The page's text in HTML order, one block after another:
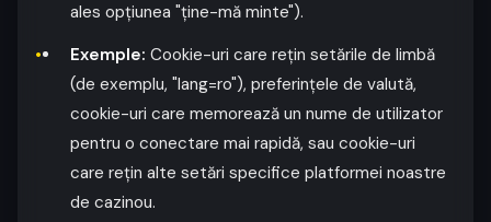
ales opțiunea "ține-mă minte").
Exemple: Cookie-uri care rețin setările de limbă
(de exemplu, "lang=ro"), preferințele de valută,
cookie-uri care memorează un nume de utilizator
pentru o conectare mai rapidă, sau cookie-uri
care rețin alte setări specifice platformei noastre
de cazinou.